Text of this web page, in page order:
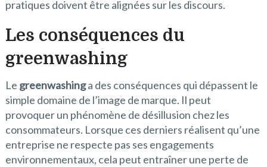
pratiques doivent être alignées sur les discours.
Les conséquences du
greenwashing
Le greenwashinga des conséquences qui dépassent le
simple domaine de l’image de marque. Il peut
provoquer un phénomène de désillusion chez les
consommateurs. Lorsque ces derniers réalisent qu’une
entreprise ne respecte pas ses engagements
environnementaux, cela peut entraîner une perte de